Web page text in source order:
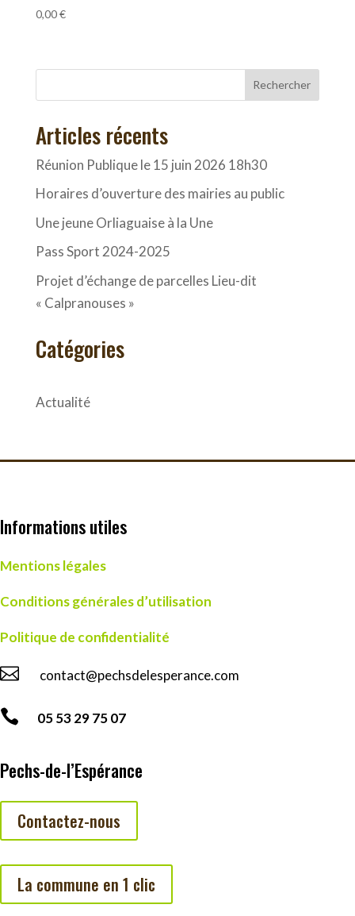
0,00€
Rechercher
Articles récents
Réunion Publique le 15 juin 2026 18h30
Horaires d’ouverture des mairies au public
Une jeune Orliaguaise à la Une
Pass Sport 2024-2025
Projet d’échange de parcelles Lieu-dit
« Calpranouses »
Catégories
Actualité
Informations utiles
Mentions légales
Conditions générales d’utilisation
Politique de confidentialité
 contact@pechsdelesperance.com
 05 53 29 75 07
Pechs-de-l’Espérance
Contactez-nous
La commune en 1 clic